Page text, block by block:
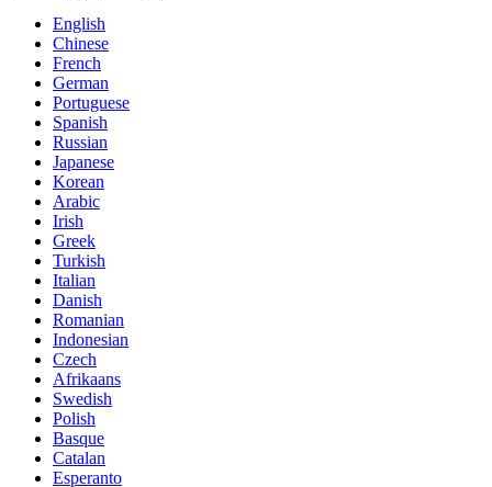
English
Chinese
French
German
Portuguese
Spanish
Russian
Japanese
Korean
Arabic
Irish
Greek
Turkish
Italian
Danish
Romanian
Indonesian
Czech
Afrikaans
Swedish
Polish
Basque
Catalan
Esperanto